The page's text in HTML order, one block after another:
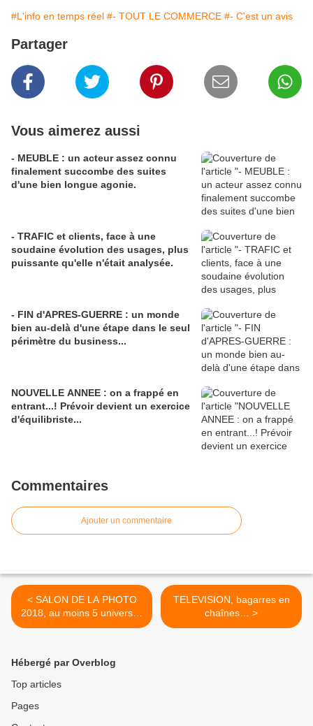
#L'info en temps réel #- TOUT LE COMMERCE #- C'est un avis
Partager
Vous aimerez aussi
- MEUBLE : un acteur assez connu
finalement succombe des suites
d'une bien longue agonie.
- TRAFIC et clients, face à une
soudaine évolution des usages, plus
puissante qu'elle n'était analysée.
- FIN d'APRES-GUERRE : un monde
bien au-delà d'une étape dans le seul
périmètre du business...
NOUVELLE ANNEE : on a frappé en
entrant...! Prévoir devient un exercice
d'équilibriste...
Commentaires
Ajouter un commentaire
< SALON DE LA PHOTO
2018, au moins 5 univers…
TELEVISION, bagarres en
chaînes… >
Hébergé par Overblog
Top articles
Pages